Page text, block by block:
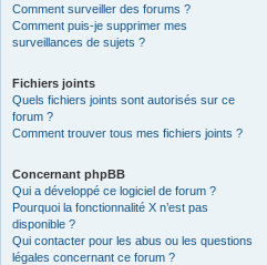
Comment surveiller des forums ?
Comment puis-je supprimer mes
surveillances de sujets ?
Fichiers joints
Quels fichiers joints sont autorisés sur ce
forum ?
Comment trouver tous mes fichiers joints ?
Concernant phpBB
Qui a développé ce logiciel de forum ?
Pourquoi la fonctionnalité X n’est pas
disponible ?
Qui contacter pour les abus ou les questions
légales concernant ce forum ?